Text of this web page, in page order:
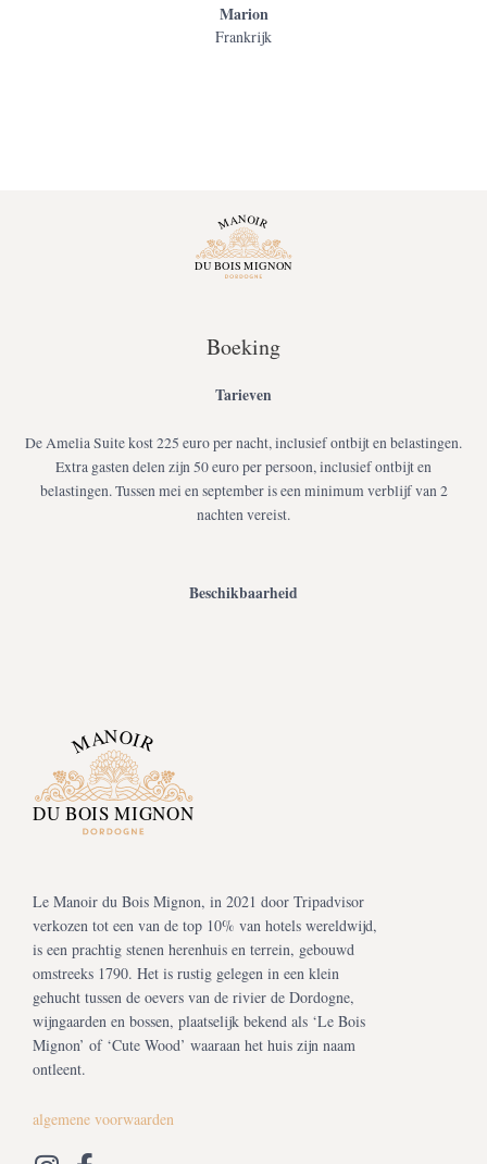
Marion
Frankrijk
Boeking
Tarieven
De Amelia Suite kost 225 euro per nacht, inclusief ontbijt en belastingen.
Extra gasten delen zijn 50 euro per persoon, inclusief ontbijt en
belastingen. Tussen mei en september is een minimum verblijf van 2
nachten vereist.
Beschikbaarheid
Le Manoir du Bois Mignon, in 2021 door Tripadvisor
verkozen tot een van de top 10% van hotels wereldwijd,
is een prachtig stenen herenhuis en terrein, gebouwd
omstreeks 1790. Het is rustig gelegen in een klein
gehucht tussen de oevers van de rivier de Dordogne,
wijngaarden en bossen, plaatselijk bekend als ‘Le Bois
Mignon’ of ‘Cute Wood’ waaraan het huis zijn naam
ontleent.
algemene voorwaarden